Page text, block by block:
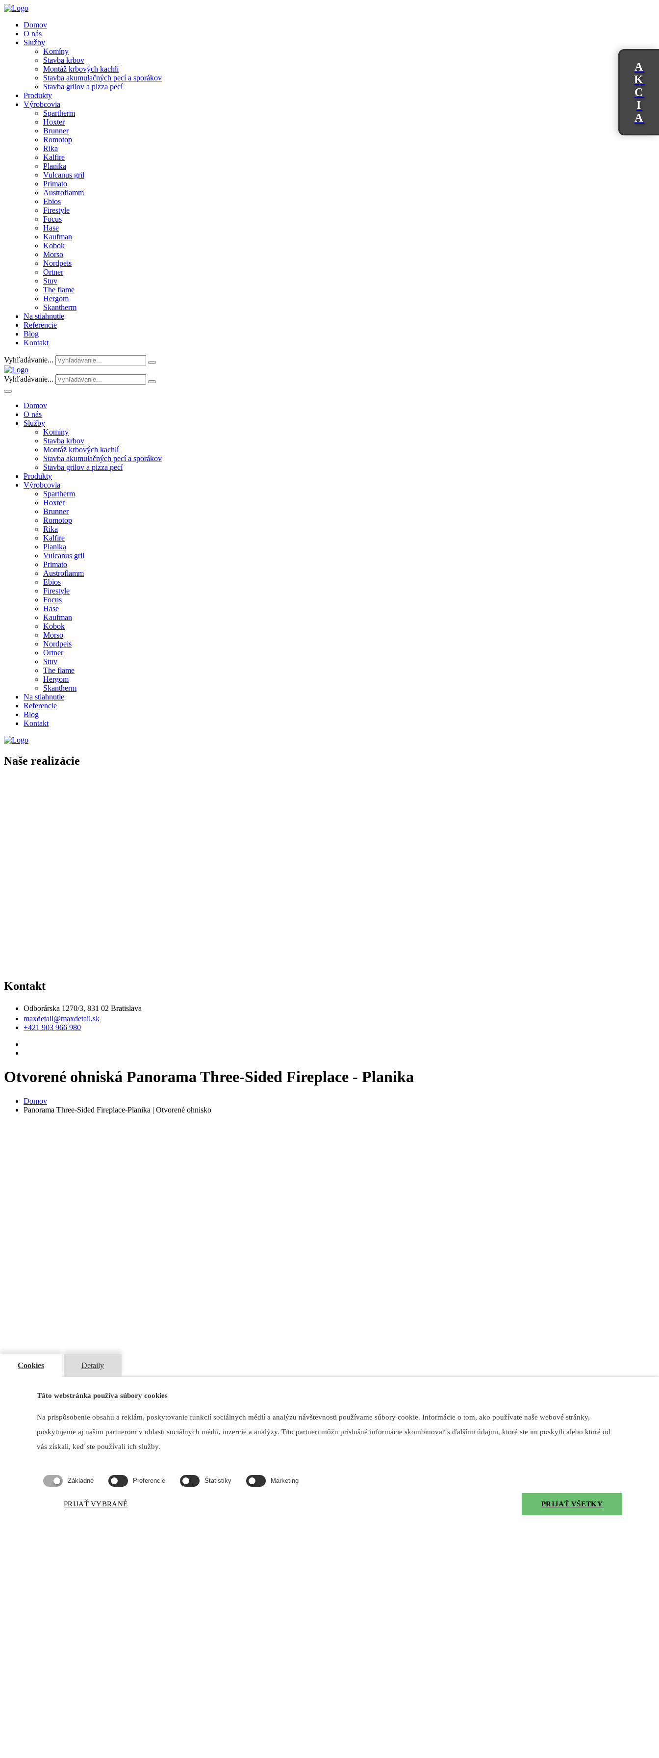
Domov
O nás
Služby
Komíny
Stavba krbov
Montáž krbových kachlí
Stavba akumulačných pecí a sporákov
Stavba grilov a pizza pecí
Produkty
Výrobcovia
Spartherm
Hoxter
Brunner
Romotop
Rika
Kalfire
Planika
Vulcanus gril
Primato
Austroflamm
Ebios
Firestyle
Focus
Hase
Kaufman
Kobok
Morso
Nordpeis
Ortner
Stuv
The flame
Hergom
Skantherm
Na stiahnutie
Referencie
Blog
Kontakt
Vyhľadávanie...
Vyhľadávanie...
Domov
O nás
Služby
Komíny
Stavba krbov
Montáž krbových kachlí
Stavba akumulačných pecí a sporákov
Stavba grilov a pizza pecí
Produkty
Výrobcovia
Spartherm
Hoxter
Brunner
Romotop
Rika
Kalfire
Planika
Vulcanus gril
Primato
Austroflamm
Ebios
Firestyle
Focus
Hase
Kaufman
Kobok
Morso
Nordpeis
Ortner
Stuv
The flame
Hergom
Skantherm
Na stiahnutie
Referencie
Blog
Kontakt
A
K
C
I
A
Naše realizácie
Kontakt
Odborárska 1270/3, 831 02 Bratislava
maxdetail@maxdetail.sk
+421 903 966 980
Otvorené ohniská Panorama Three-Sided Fireplace - Planika
Domov
Panorama Three-Sided Fireplace-Planika | Otvorené ohnisko
Cookies Detaily
Táto webstránka používa súbory cookies
Na prispôsobenie obsahu a reklám, poskytovanie funkcií sociálnych médií a analýzu návštevnosti používame súbory cookie. Informácie o tom, ako používate naše webové stránky,
poskytujeme aj našim partnerom v oblasti sociálnych médií, inzercie a analýzy. Títo partneri môžu príslušné informácie skombinovať s ďalšími údajmi, ktoré ste im poskytli alebo ktoré od
vás získali, keď ste používali ich služby.
Základné Preferencie Štatistiky Marketing
PRIJAŤ VYBRANÉ PRIJAŤ VŠETKY